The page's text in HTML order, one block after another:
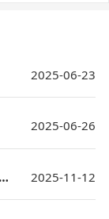
2025-06-23
2025-06-26
2025-11-12